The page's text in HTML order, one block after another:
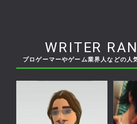
WRITER
プロゲーマーやゲーム業界人などの人